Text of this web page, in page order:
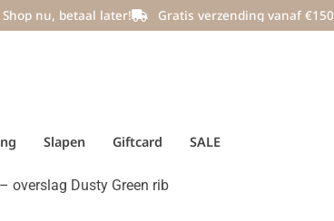
Shop nu, betaal later! Gratis verzending vanaf €150
Slapen Giftcard SALE
overslag Dusty Green rib